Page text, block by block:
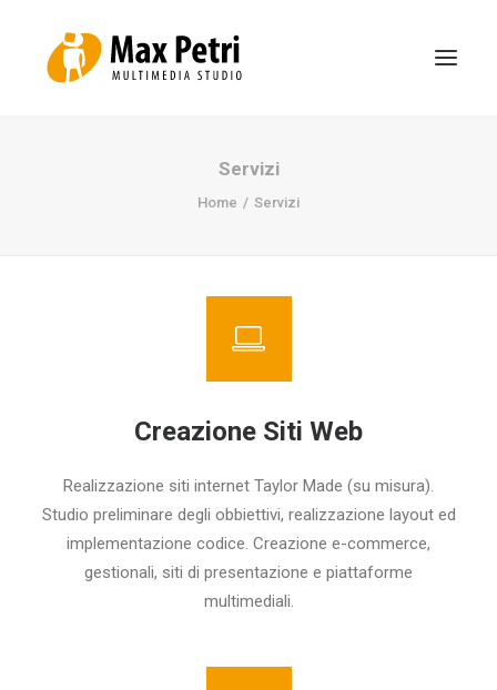
HOME
SERVIZI
BLOG
DOWNLOADS & UTILITY
CONTATTI
Servizi
Home Servizi
Creazione Siti Web
Realizzazione siti internet Taylor Made (su misura).
Studio preliminare degli obbiettivi, realizzazione layout ed
implementazione codice. Creazione e-commerce,
gestionali, siti di presentazione e piattaforme
multimediali.